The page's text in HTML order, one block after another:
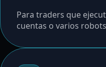
Para traders que
cuentas o varios